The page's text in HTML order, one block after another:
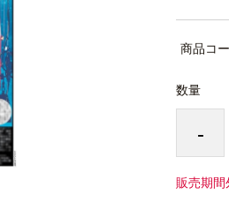
商品コ
数量
-
販売期間